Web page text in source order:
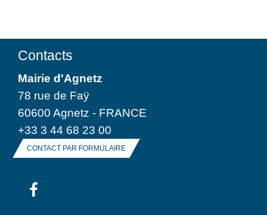
Contacts
Mairie d'Agnetz
78 rue de Faÿ
60600 Agnetz - FRANCE
+33 3 44 68 23 00
CONTACT PAR FORMULAIRE